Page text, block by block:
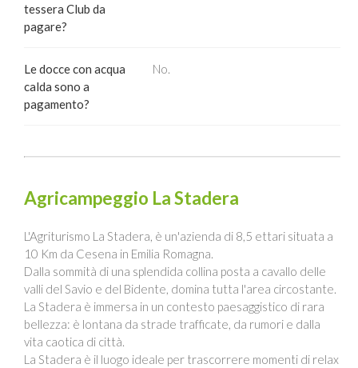
tessera Club da
pagare?
Le docce con acqua
calda sono a
pagamento?
No.
Agricampeggio La Stadera
L'Agriturismo La Stadera, è un'azienda di 8,5 ettari situata a
10 Km da Cesena in Emilia Romagna.
Dalla sommità di una splendida collina posta a cavallo delle
valli del Savio e del Bidente, domina tutta l'area circostante.
La Stadera è immersa in un contesto paesaggistico di rara
bellezza: è lontana da strade trafficate, da rumori e dalla
vita caotica di città.
La Stadera è il luogo ideale per trascorrere momenti di relax